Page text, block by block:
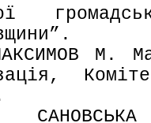
М.
В.